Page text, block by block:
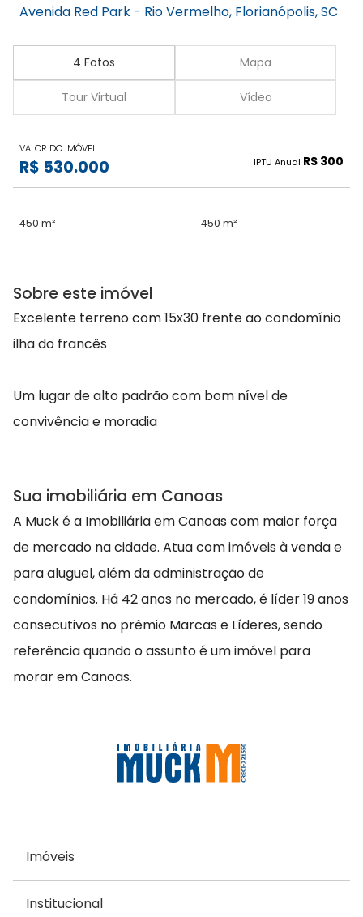
Avenida Red Park - Rio Vermelho, Florianópolis, SC
4 Fotos Mapa
Tour Virtual Vídeo
VALOR DO IMÓVEL
R$ 530.000 IPTU Anual R$ 300
450 m² 450 m²
Sobre este imóvel
Excelente terreno com 15x30 frente ao condomínio
ilha do francês
Um lugar de alto padrão com bom nível de
convivência e moradia
Sua imobiliária em Canoas
A Muck é a Imobiliária em Canoas com maior força
de mercado na cidade. Atua com imóveis à venda e
para aluguel, além da administração de
condomínios. Há 42 anos no mercado, é líder 19 anos
consecutivos no prêmio Marcas e Líderes, sendo
referência quando o assunto é um imóvel para
morar em Canoas.
Imóveis
Institucional